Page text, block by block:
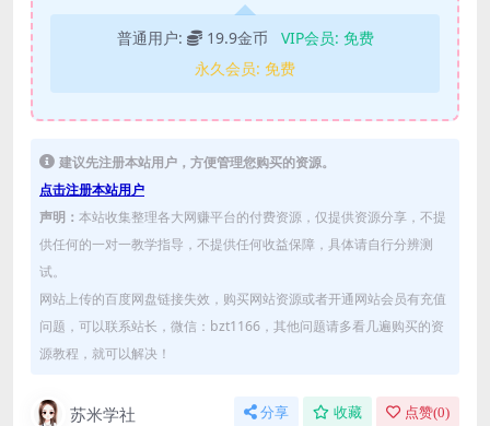
普通用户: 19.9金币 VIP会员: 免费
永久会员: 免费
建议先注册本站用户，方便管理您购买的资源。
点击注册本站用户
声明： 本站收集整理各大网赚平台的付费资源，仅提供资源分享，不提
供任何的一对一教学指导，不提供任何收益保障，具体请自行分辨测
试。
网站上传的百度网盘链接失效，购买网站资源或者开通网站会员有充值
问题，可以联系站长，微信：bzt1166，其他问题请多看几遍购买的资
源教程，就可以解决！
苏米学社 分享 收藏 点赞(0)